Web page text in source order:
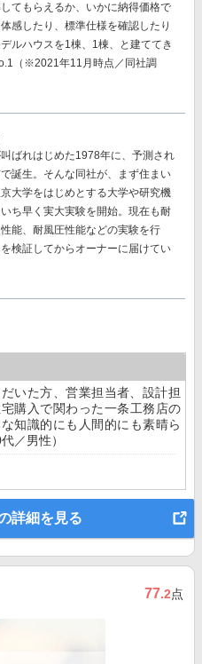
てもらえるか、いかに納得価格で
感したり、標準仕様を確認したり
ルハウスを1棟、1棟、と建ててき
（※2021年11月時点／同社調
ばれはじめた1978年に、予測され
誕生。そんな同社が、まず住まい
大学をはじめとする大学や研究機
ち早く実大実験を開始。現在も耐
能、耐風圧性能などの実験を行
検証してからオーナーに届けてい
いた方、営業担当者、設計担
購入で関わった一条工務店の
知識的にも人間的にも素晴ら
／男性）
詳細を見る
77.2点